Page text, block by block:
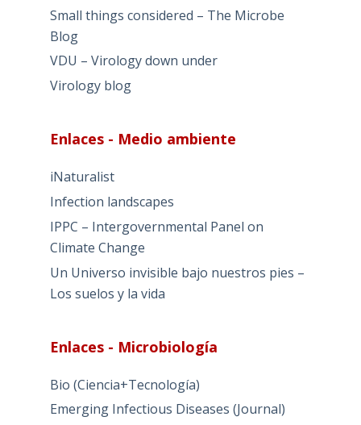
Small things considered – The Microbe
Blog
VDU – Virology down under
Virology blog
Enlaces - Medio ambiente
iNaturalist
Infection landscapes
IPPC – Intergovernmental Panel on
Climate Change
Un Universo invisible bajo nuestros pies –
Los suelos y la vida
Enlaces - Microbiología
Bio (Ciencia+Tecnología)
Emerging Infectious Diseases (Journal)